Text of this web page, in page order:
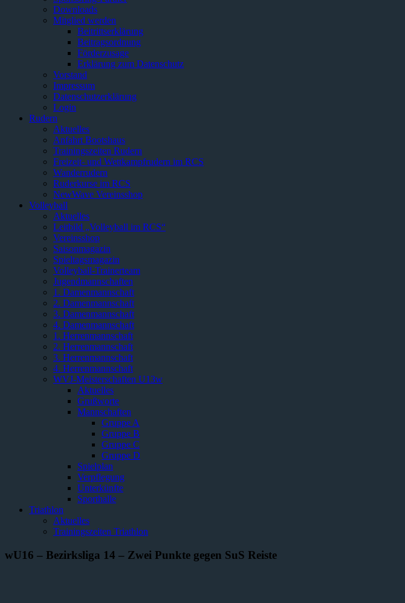
Downloads
Mitglied werden
Beitrittserklärung
Beitragsordnung
Förderzusage
Erklärung zum Datenschutz
Vorstand
Impressum
Datenschutzerklärung
Login
Rudern
Aktuelles
Anfahrt Bootshaus
Trainingszeiten Rudern
Freizeit- und Wettkampfrudern im RCS
Wanderrudern
Ruderkurse im RCS
NewWave Vereinsshop
Volleyball
Aktuelles
Leitbild „Volleyball im RCS“
Vereinsshop
Saisonmagazin
Spieltagsmagazin
Volleyball-Trainerteam
Jugendmannschaften
1. Damenmannschaft
2. Damenmannschaft
3. Damenmannschaft
4. Damenmannschaft
1. Herrenmannschaft
2. Herrenmannschaft
3. Herrenmannschaft
4. Herrenmannschaft
WVJ-Meisterschaften U13w
Aktuelles
Grußworte
Mannschaften
Gruppe A
Gruppe B
Gruppe C
Gruppe D
Spielplan
Verpflegung
Unterkünfte
Sporthalle
Triathlon
Aktuelles
Trainingszeiten Triathlon
wU16 – Bezirksliga 14 – Zwei Punkte gegen SuS Reiste